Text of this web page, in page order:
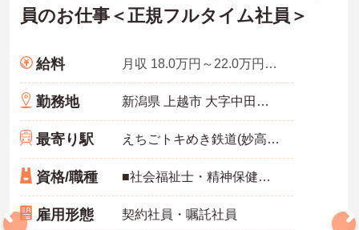
員のお仕事＜正規フルタイム社員＞
給料 月収 18.0万円～22.0万円程度
勤務地 新潟県 上越市 大字中田原105-71
最寄り駅 えちごトキめき鉄道(妙高はねうまライン)「南高田駅」徒歩9分
資格/職種 ■社会福祉士・精神保健福祉士・社会福祉主事：いずれか ■実務経験：不問
雇用形態 契約社員・嘱託社員